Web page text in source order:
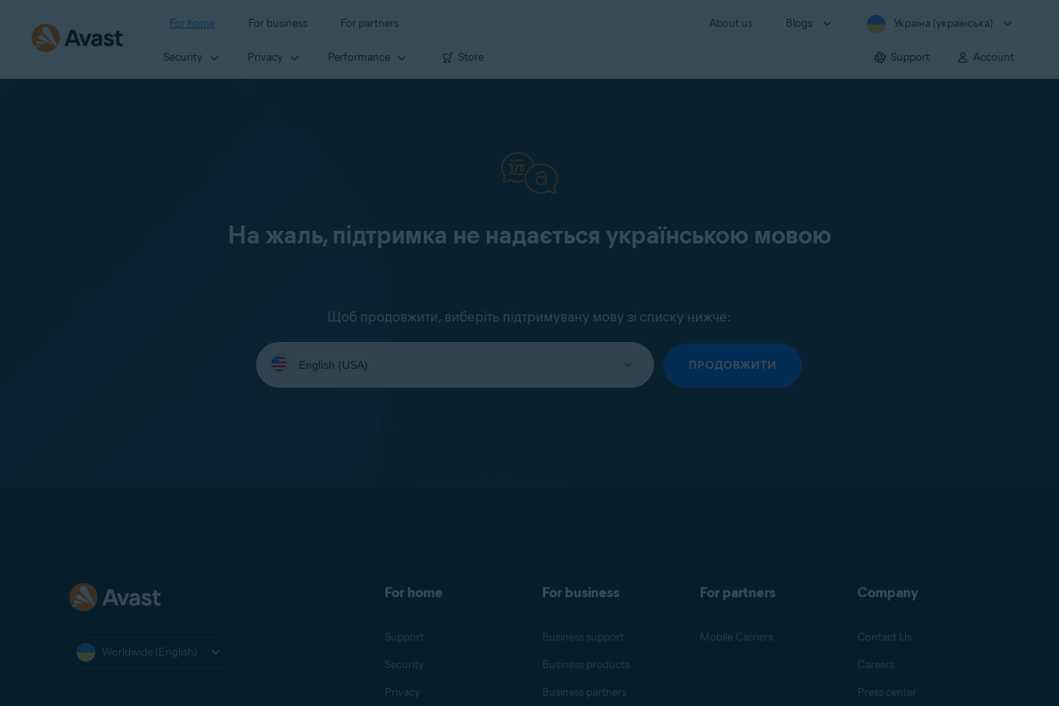
For home For business For partners About us Blogs Україна (українська)
Security Privacy Performance Store Support Account
На жаль, підтримка не надається українською мовою
Щоб продовжити, виберіть підтримувану мову зі списку нижче:
Select
your
language:
ПРОДОВЖИТИ
Worldwide (English)
For home
Support
Security
Privacy
For business
Business support
Business products
Business partners
For partners
Mobile Carriers
Company
Contact Us
Careers
Press center